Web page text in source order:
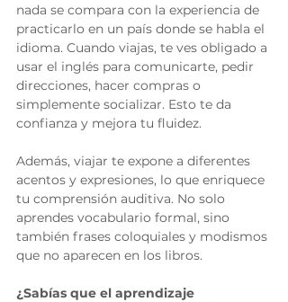
nada se compara con la experiencia de
practicarlo en un país donde se habla el
idioma. Cuando viajas, te ves obligado a
usar el inglés para comunicarte, pedir
direcciones, hacer compras o
simplemente socializar. Esto te da
confianza y mejora tu fluidez.
Además, viajar te expone a diferentes
acentos y expresiones, lo que enriquece
tu comprensión auditiva. No solo
aprendes vocabulario formal, sino
también frases coloquiales y modismos
que no aparecen en los libros.
¿Sabías que el aprendizaje